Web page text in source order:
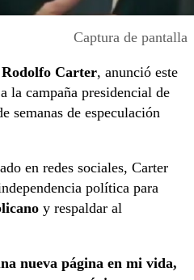
Captura de pantalla
Rodolfo Carter, anunció este
la campaña presidencial de
semanas de especulación
en redes sociales, Carter
política para
y respaldar al
nueva página en mi vida,